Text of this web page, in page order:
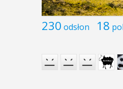
230 odsłon 18